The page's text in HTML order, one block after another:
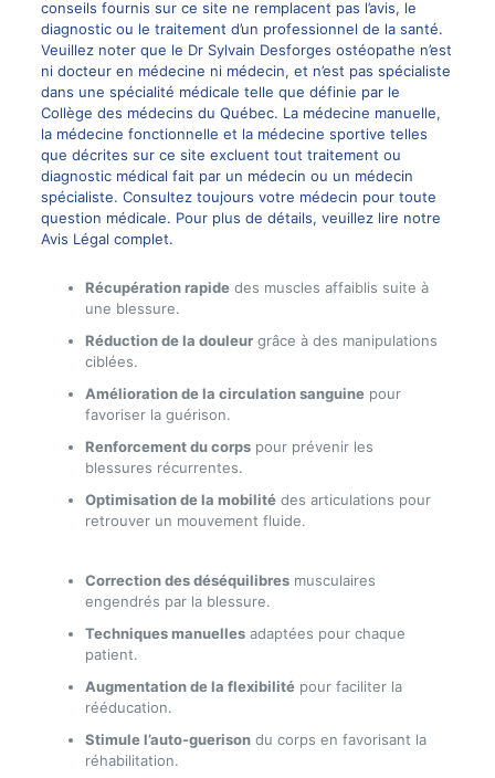
conseils fournis sur ce site ne remplacent pas l’avis, le
diagnostic ou le traitement d’un professionnel de la santé.
Veuillez noter que le Dr Sylvain Desforges ostéopathe n’est
ni docteur en médecine ni médecin, et n’est pas spécialiste
dans une spécialité médicale telle que définie par le
Collège des médecins du Québec. La médecine manuelle,
la médecine fonctionnelle et la médecine sportive telles
que décrites sur ce site excluent tout traitement ou
diagnostic médical fait par un médecin ou un médecin
spécialiste. Consultez toujours votre médecin pour toute
question médicale. Pour plus de détails, veuillez lire notre
Avis Légal complet.
Récupération rapidedes muscles affaiblis suite à
une blessure.
Réduction de la douleurgrâce à des manipulations
ciblées.
Amélioration de la circulation sanguinepour
favoriser la guérison.
Renforcement du corpspour prévenir les
blessures récurrentes.
Optimisation de la mobilitédes articulations pour
retrouver un mouvement fluide.
Correction des déséquilibresmusculaires
engendrés par la blessure.
Techniques manuellesadaptées pour chaque
patient.
Augmentation de la flexibilitépour faciliter la
rééducation.
Stimule l’auto-guerisondu corps en favorisant la
réhabilitation.